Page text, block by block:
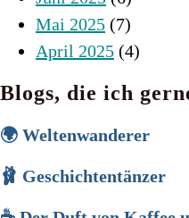
Mai 2025 (7)
April 2025 (4)
Blogs, die ich
🌍 Weltenwanderer
🩰 Geschichtentänzer